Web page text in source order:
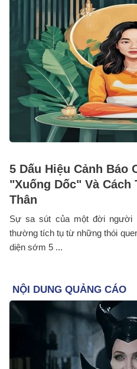
5 Dấu Hiệu Cảnh Báo
"Xuống Dốc" Và Cách
Thân
Sự sa sút của một đời người
thường tích tụ từ những thói
diện sớm 5 ...